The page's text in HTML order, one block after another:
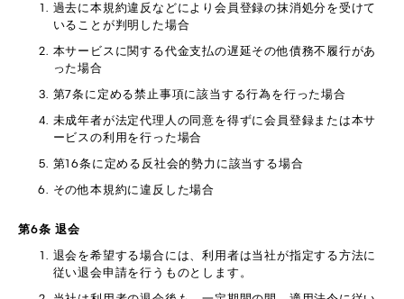
過去に本規約違反などにより会員登録の抹消処分を受けて
いることが判明した場合
本サービスに関する代金支払の遅延その他債務不履行があ
った場合
第7条に定める禁止事項に該当する行為を行った場合
未成年者が法定代理人の同意を得ずに会員登録または本サ
ービスの利用を行った場合
第16条に定める反社会的勢力に該当する場合
その他本規約に違反した場合
第6条 退会
退会を希望する場合には、利用者は当社が指定する方法に
従い退会申請を行うものとします。